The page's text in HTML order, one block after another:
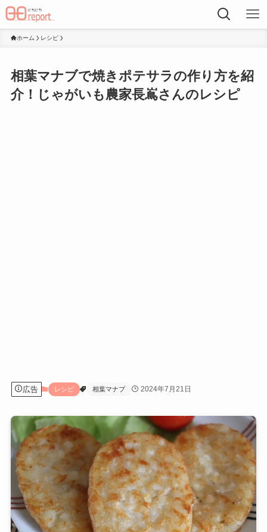
ホーム レシピ
相葉マナブで焼きポテサラの作り方を紹
介！じゃがいも農家長嶌さんのレシピ
広告 レシピ 相葉マナブ 2024年7月21日